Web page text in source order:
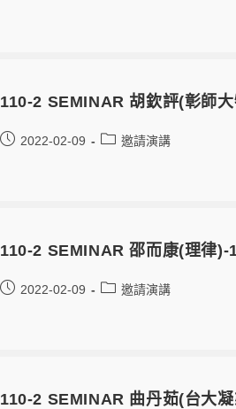
110-2 SEMINAR 胡欽評(彰師
2022-02-09 邀請演講
110-2 SEMINAR 邵而康(理律)-
2022-02-09 邀請演講
110-2 SEMINAR 曲丹茹(台大